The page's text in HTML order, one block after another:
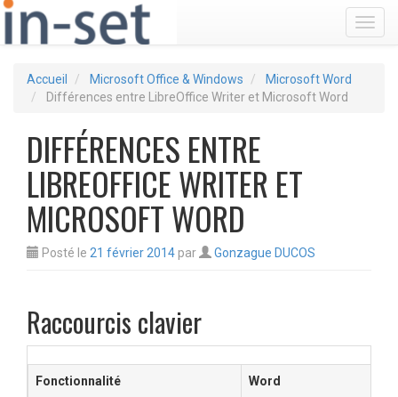
Accueil Microsoft Office & Windows
Microsoft Word
Différences entre LibreOffice Writer et Microsoft Word
DIFFÉRENCES ENTRE
LIBREOFFICE WRITER ET
MICROSOFT WORD
Posté le 21 février 2014 par Gonzague DUCOS
Raccourcis clavier
Fonctionnalité Word